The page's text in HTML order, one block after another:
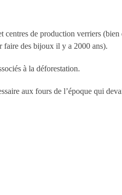
centres de production verriers
faire des bijoux il y a 2000 ans).
à la déforestation.
aux fours de l’époque qui